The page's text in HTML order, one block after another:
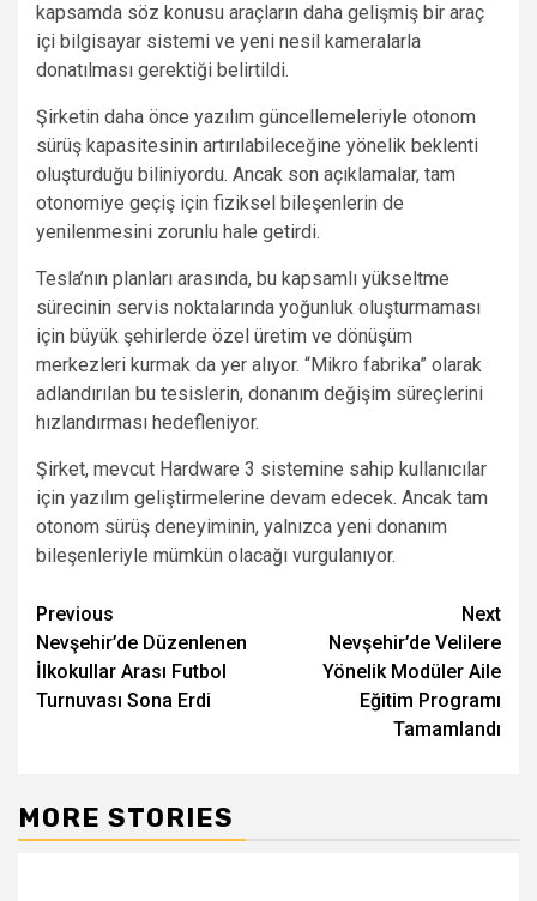
kapsamda söz konusu araçların daha gelişmiş bir araç
içi bilgisayar sistemi ve yeni nesil kameralarla
donatılması gerektiği belirtildi.
Şirketin daha önce yazılım güncellemeleriyle otonom
sürüş kapasitesinin artırılabileceğine yönelik beklenti
oluşturduğu biliniyordu. Ancak son açıklamalar, tam
otonomiye geçiş için fiziksel bileşenlerin de
yenilenmesini zorunlu hale getirdi.
Tesla’nın planları arasında, bu kapsamlı yükseltme
sürecinin servis noktalarında yoğunluk oluşturmaması
için büyük şehirlerde özel üretim ve dönüşüm
merkezleri kurmak da yer alıyor. “Mikro fabrika” olarak
adlandırılan bu tesislerin, donanım değişim süreçlerini
hızlandırması hedefleniyor.
Şirket, mevcut Hardware 3 sistemine sahip kullanıcılar
için yazılım geliştirmelerine devam edecek. Ancak tam
otonom sürüş deneyiminin, yalnızca yeni donanım
bileşenleriyle mümkün olacağı vurgulanıyor.
Post
navigation
Previous
Nevşehir’de Düzenlenen
İlkokullar Arası Futbol
Turnuvası Sona Erdi
Next
Nevşehir’de Velilere
Yönelik Modüler Aile
Eğitim Programı
Tamamlandı
MORE STORIES